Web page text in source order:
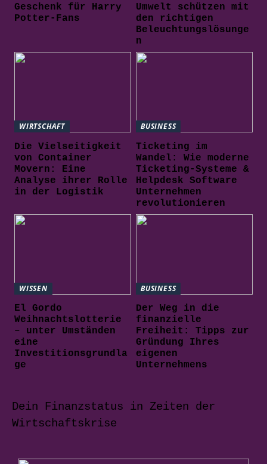
Geschenk für Harry
Potter-Fans
Umwelt schützen mit
den richtigen
Beleuchtungslösunge
n
WIRTSCHAFT
Die Vielseitigkeit
von Container
Movern: Eine
Analyse ihrer Rolle
in der Logistik
BUSINESS
Ticketing im
Wandel: Wie moderne
Ticketing-Systeme &
Helpdesk Software
Unternehmen
revolutionieren
WISSEN
El Gordo
Weihnachtslotterie
– unter Umständen
eine
Investitionsgrundla
ge
BUSINESS
Der Weg in die
finanzielle
Freiheit: Tipps zur
Gründung Ihres
eigenen
Unternehmens
Dein Finanzstatus in Zeiten der
Wirtschaftskrise